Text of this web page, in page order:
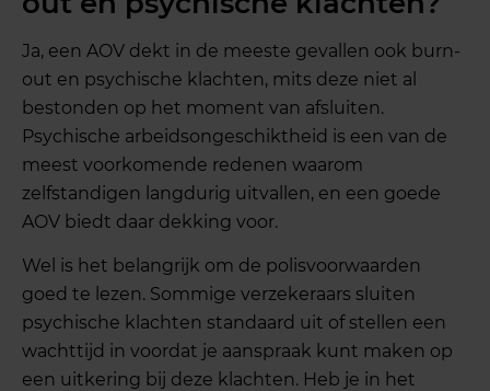
Ja, een AOV dekt in de meeste gevallen ook burn-
out en psychische klachten, mits deze niet al
bestonden op het moment van afsluiten.
Psychische arbeidsongeschiktheid is een van de
meest voorkomende redenen waarom
zelfstandigen langdurig uitvallen, en een goede
AOV biedt daar dekking voor.
Wel is het belangrijk om de polisvoorwaarden
goed te lezen. Sommige verzekeraars sluiten
psychische klachten standaard uit of stellen een
wachttijd in voordat je aanspraak kunt maken op
een uitkering bij deze klachten. Heb je in het